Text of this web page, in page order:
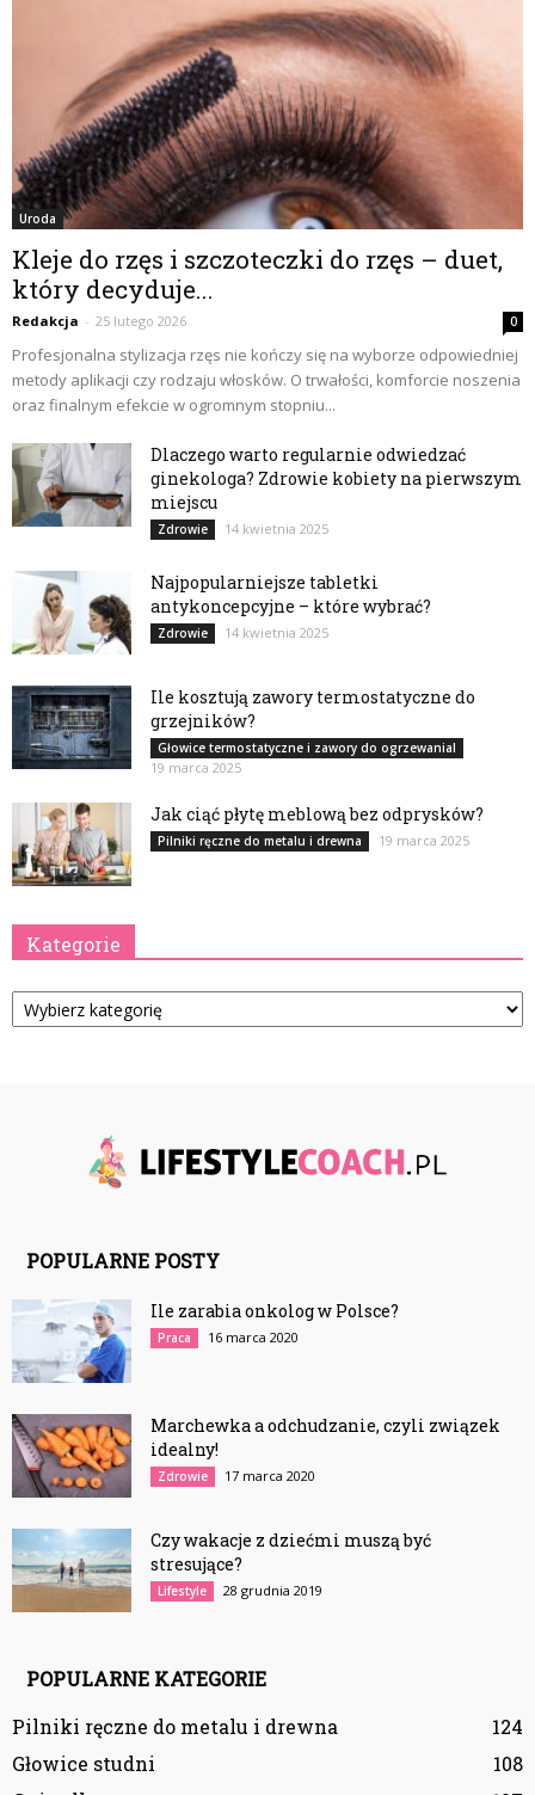
Uroda
Kleje do rzęs i szczoteczki do rzęs – duet,
który decyduje...
Redakcja - 25 lutego 2026 0
Profesjonalna stylizacja rzęs nie kończy się na wyborze odpowiedniej
metody aplikacji czy rodzaju włosków. O trwałości, komforcie noszenia
oraz finalnym efekcie w ogromnym stopniu...
Dlaczego warto regularnie odwiedzać
ginekologa? Zdrowie kobiety na pierwszym
miejscu
Zdrowie 14 kwietnia 2025
Najpopularniejsze tabletki
antykoncepcyjne – które wybrać?
Zdrowie 14 kwietnia 2025
Ile kosztują zawory termostatyczne do
grzejników?
Głowice termostatyczne i zawory do ogrzewanial
19 marca 2025
Jak ciąć płytę meblową bez odprysków?
Pilniki ręczne do metalu i drewna 19 marca 2025
Kategorie
Kategorie
POPULARNE POSTY
Ile zarabia onkolog w Polsce?
Praca 16 marca 2020
Marchewka a odchudzanie, czyli związek
idealny!
Zdrowie 17 marca 2020
Czy wakacje z dziećmi muszą być
stresujące?
Lifestyle 28 grudnia 2019
POPULARNE KATEGORIE
Pilniki ręczne do metalu i drewna
124
Głowice studni
108